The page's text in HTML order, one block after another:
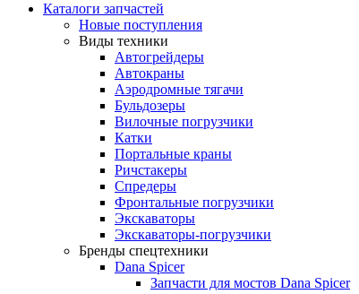
Каталоги запчастей
Новые поступления
Виды техники
Автогрейдеры
Автокраны
Аэродромные тягачи
Бульдозеры
Вилочные погрузчики
Катки
Портальные краны
Ричстакеры
Спредеры
Фронтальные погрузчики
Экскаваторы
Экскаваторы-погрузчики
Бренды спецтехники
Dana Spicer
Запчасти для мостов Dana Spicer